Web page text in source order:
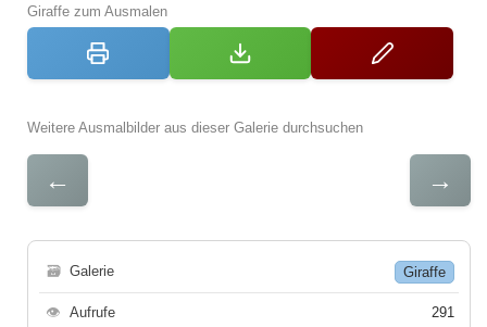
Giraffe zum Ausmalen
Weitere Ausmalbilder aus dieser Galerie durchsuchen
← →
🗃 Galerie Giraffe
👁 Aufrufe 291